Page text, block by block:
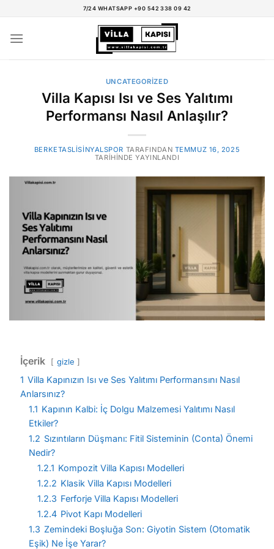
7/24 WHATSAPP +90 542 338 09 42
UNCATEGORIZED
Villa Kapısı Isı ve Ses Yalıtımı
Performansı Nasıl Anlaşılır?
BERKETASLISINYALSPOR TARAFINDAN TEMMUZ 16, 2025
TARIHINDE YAYINLANDI
İçerik gizle
1 Villa Kapınızın Isı ve Ses Yalıtımı Performansını Nasıl
Anlarsınız?
1.1 Kapının Kalbi: İç Dolgu Malzemesi Yalıtımı Nasıl
Etkiler?
1.2 Sızıntıların Düşmanı: Fitil Sisteminin (Conta) Önemi
Nedir?
1.2.1 Kompozit Villa Kapısı Modelleri
1.2.2 Klasik Villa Kapısı Modelleri
1.2.3 Ferforje Villa Kapısı Modelleri
1.2.4 Pivot Kapı Modelleri
1.3 Zemindeki Boşluğa Son: Giyotin Sistem (Otomatik
Eşik) Ne İşe Yarar?